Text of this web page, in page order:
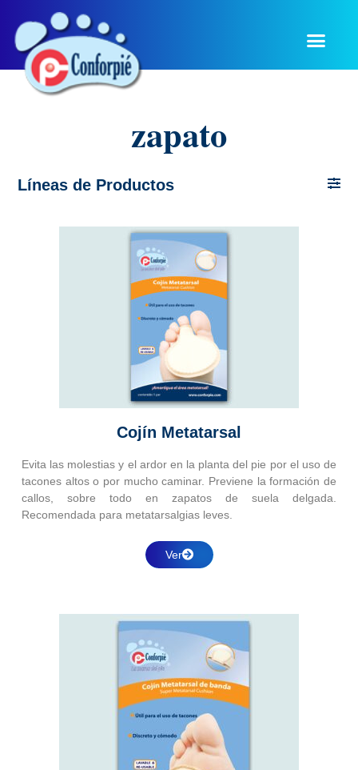
zapato
Líneas de Productos
Cojín Metatarsal
Evita las molestias y el ardor en la planta del pie por el uso de
tacones altos o por mucho caminar. Previene la formación de
callos, sobre todo en zapatos de suela delgada.
Recomendada para metatarsalgias leves.
Ver